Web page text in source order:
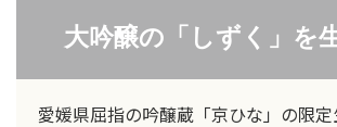
大吟醸の「しずく」を
愛媛県屈指の吟醸蔵「京ひな」の限